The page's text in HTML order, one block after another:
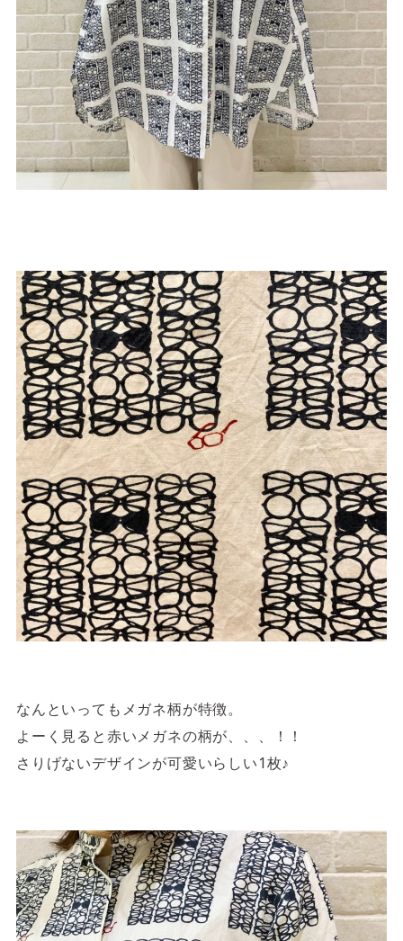
なんといってもメガネ柄が特徴。
よーく見ると赤いメガネの柄が、、、！！
さりげないデザインが可愛いらしい1枚♪